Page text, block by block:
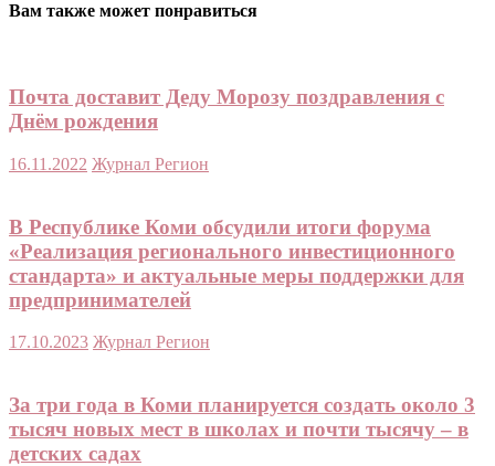
Вам также может понравиться
Почта доставит Деду Морозу поздравления с
Днём рождения
16.11.2022 Журнал Регион
В Республике Коми обсудили итоги форума
«Реализация регионального инвестиционного
стандарта» и актуальные меры поддержки для
предпринимателей
17.10.2023 Журнал Регион
За три года в Коми планируется создать около 3
тысяч новых мест в школах и почти тысячу – в
детских садах